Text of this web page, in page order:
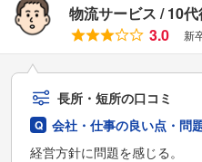
物流サービス 10
3.0
新
長所・短所の口コミ
会社・仕事の良い点・問
経営方針に問題を感じる。